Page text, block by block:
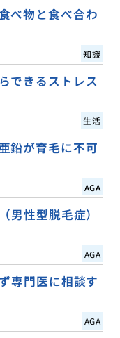
べ物と食べ合わ
知識
できるストレス
生活
鉛が育毛に不可
AGA
男性型脱毛症）
AGA
専門医に相談す
AGA